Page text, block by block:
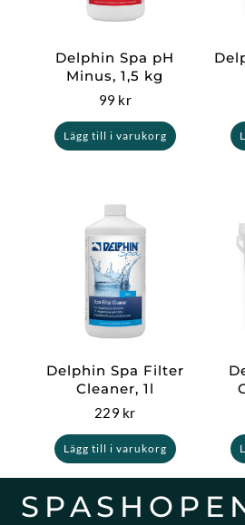
Delphin Spa pH
Minus, 1,5 kg
99 kr
Lägg till i varukorg
Delphin Spa Filter
Cleaner, 1l
229 kr
Lägg till i varukorg